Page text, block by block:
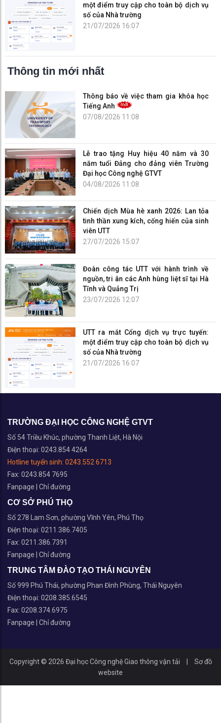
một điểm truy cập cho toàn bộ dịch vụ
số của Nhà trường
21/07/2026 16:07
Thông tin mới nhất
Thông báo về việc tham gia khóa học
Tiếng Anh
07/08/2026 11:08
Lễ trao tặng Huy hiệu 40 năm và 30
năm tuổi Đảng cho đảng viên Trường
Đại học Công nghệ GTVT
04/08/2026 11:08
Chiến dịch Mùa hè xanh 2026: Lan tỏa
tinh thần xung kích, cống hiến của sinh
viên UTT
27/07/2026 15:07
Đoàn công tác UTT với hành trình về
nguồn, tri ân các Anh hùng liệt sĩ tại Hà
Tĩnh và Quảng Trị
23/07/2026 12:07
UTT ra mắt Cổng dịch vụ trực tuyến:
một điểm truy cập cho toàn bộ dịch vụ
số của Nhà trường
21/07/2026 16:07
TRƯỜNG ĐẠI HỌC CÔNG NGHỆ GTVT
Số 54 Triều Khúc, phường Thanh Liệt, Hà Nội
Điện thoại: 0243.854 4264
Hotline tuyển sinh: 0243.552 6713
Fax: 0243.854 7695
Fanpage
Chỉ đường
CƠ SỞ PHÚ THỌ
Số 278 Lam Sơn, phường Vĩnh Yên, Phú Thọ
Điện thoại: 0211.386.7405
Fax: 0211.386.7391
Fanpage
Chỉ đường
TRUNG TÂM ĐÀO TẠO THÁI NGUYÊN
Số 999 Phú Thái, phường Phan Đình Phùng, Thái Nguyên
Điện thoại: 0208.385.6545
Fax: 0208.374.6975
Fanpage
Chỉ đường
Copyright © 2026 Đại học Công nghệ Giao thông vận tải
Sơ đồ
website